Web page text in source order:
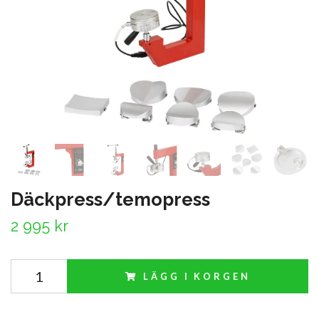
Däckpress/temopress
2 995 kr
LÄGG I KORGEN